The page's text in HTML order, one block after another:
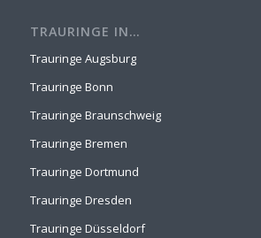
TRAURINGE IN…
Trauringe Augsburg
Trauringe Bonn
Trauringe Braunschweig
Trauringe Bremen
Trauringe Dortmund
Trauringe Dresden
Trauringe Düsseldorf